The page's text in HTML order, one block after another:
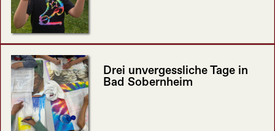
Drei unvergessliche Tage in
Bad Sobernheim